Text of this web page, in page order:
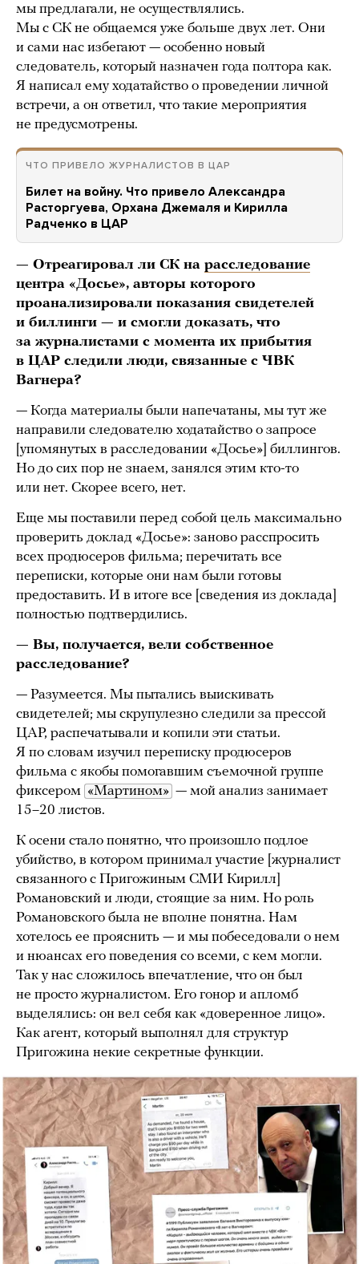
мы предлагали, не осуществлялись.
Мы с СК не общаемся уже больше двух лет. Они
и сами нас избегают — особенно новый
следователь, который назначен года полтора как.
Я написал ему ходатайство о проведении личной
встречи, а он ответил, что такие мероприятия
не предусмотрены.
ЧТО ПРИВЕЛО ЖУРНАЛИСТОВ В ЦАР
Билет на войну. Что привело Александра
Расторгуева, Орхана Джемаля и Кирилла
Радченко в ЦАР
— Отреагировал ли СК на расследование
центра «Досье», авторы которого
проанализировали показания свидетелей
и биллинги — и смогли доказать, что
за журналистами с момента их прибытия
в ЦАР следили люди, связанные с ЧВК
Вагнера?
— Когда материалы были напечатаны, мы тут же
направили следователю ходатайство о запросе
[упомянутых в расследовании «Досье»] биллингов.
Но до сих пор не знаем, занялся этим кто-то
или нет. Скорее всего, нет.
Еще мы поставили перед собой цель максимально
проверить доклад «Досье»: заново расспросить
всех продюсеров фильма; перечитать все
переписки, которые они нам были готовы
предоставить. И в итоге все [сведения из доклада]
полностью подтвердились.
— Вы, получается, вели собственное
расследование?
— Разумеется. Мы пытались выискивать
свидетелей; мы скрупулезно следили за прессой
ЦАР, распечатывали и копили эти статьи.
Я по словам изучил переписку продюсеров
фильма с якобы помогавшим съемочной группе
фиксером «Мартином» — мой анализ занимает
15–20 листов.
К осени стало понятно, что произошло подлое
убийство, в котором принимал участие [журналист
связанного с Пригожиным СМИ Кирилл]
Романовский и люди, стоящие за ним. Но роль
Романовского была не вполне понятна. Нам
хотелось ее прояснить — и мы побеседовали о нем
и нюансах его поведения со всеми, с кем могли.
Так у нас сложилось впечатление, что он был
не просто журналистом. Его гонор и апломб
выделялись: он вел себя как «доверенное лицо».
Как агент, который выполнял для структур
Пригожина некие секретные функции.